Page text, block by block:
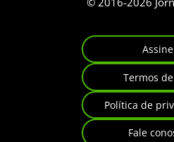
Assine
Termos
Política de
Fale